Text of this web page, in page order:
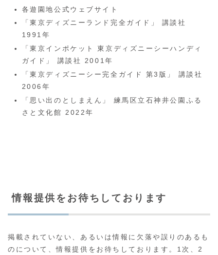
各遊園地公式ウェブサイト
「東京ディズニーランド完全ガイド」 講談社
1991年
「東京インポケット 東京ディズニーシーハンディ
ガイド」 講談社 2001年
「東京ディズニーシー完全ガイド 第3版」 講談社
2006年
「思い出のとしまえん」 練馬区立石神井公園ふる
さと文化館 2022年
情報提供をお待ちしております
掲載されていない、あるいは情報に欠落や誤りのあるも
のについて、情報提供をお待ちしております。1次、2